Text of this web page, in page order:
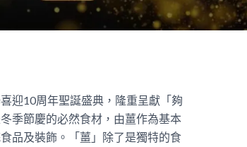
迎10周年聖誕盛典，隆重呈獻「夠
季節慶的必然食材，由薑作為基本
品及裝飾。「薑」除了是獨特的食